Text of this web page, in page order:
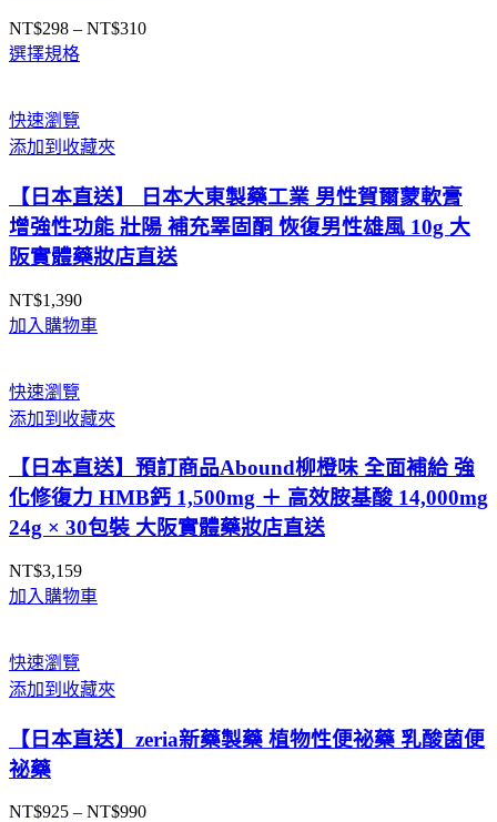
NT$298 – NT$310價
選擇規格
快速瀏覽
添加到收藏夾
【日本直送】 日本大東製藥工業 男性賀爾蒙軟膏
增強性功能 壯陽 補充睪固酮 恢復男性雄風 10g 大
阪實體藥妝店直送
NT$1,390
加入購物車
快速瀏覽
添加到收藏夾
【日本直送】預訂商品Abound柳橙味 全面補給 強
化修復力 HMB鈣 1,500mg ＋ 高效胺基酸 14,000mg
24g × 30包裝 大阪實體藥妝店直送
NT$3,159
加入購物車
快速瀏覽
添加到收藏夾
【日本直送】zeria新藥製藥 植物性便祕藥 乳酸菌便
祕藥
NT$925 – NT$990價